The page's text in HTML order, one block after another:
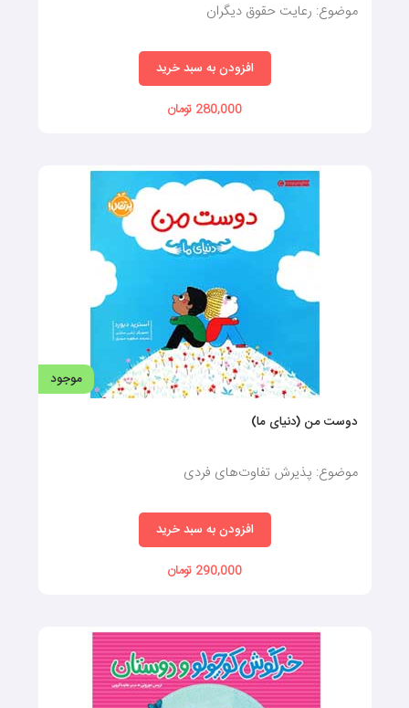
موضوع: رعایت حقوق دیگران
افزودن به سبد خرید
280,000 تومان
موجود
دوست من (دنیای ما)
موضوع: پذیرش تفاوت‌های فردی
افزودن به سبد خرید
290,000 تومان